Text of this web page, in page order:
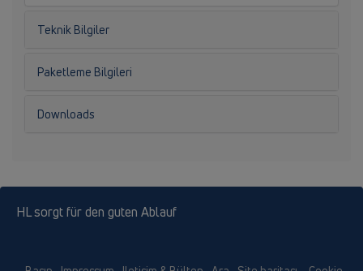
Teknik Bilgiler
Paketleme Bilgileri
Downloads
HL sorgt für den guten Ablauf